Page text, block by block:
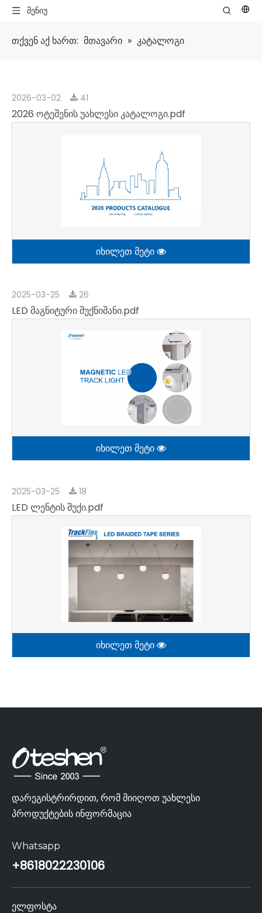
მენიუ
თქვენ აქ ხართ: მთავარი » კატალოგი
2026-03-02 41
2026 ოტეშენის უახლესი კატალოგი.pdf
იხილეთ მეტი
2025-03-25 26
LED მაგნიტური შუქნიშანი.pdf
იხილეთ მეტი
2025-03-25 18
LED ლენტის შუქი.pdf
იხილეთ მეტი
დარეგისტრირდით, რომ მიიღოთ უახლესი
პროდუქტების ინფორმაცია
Whatsapp
+8618022230106
ელფოსტა